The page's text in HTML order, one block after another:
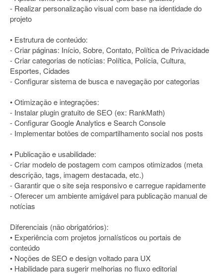
- Realizar personalização visual com base na identidade do
projeto
• Estrutura de conteúdo:
- Criar páginas: Início, Sobre, Contato, Política de Privacidade
- Criar categorias de notícias: Política, Polícia, Cultura,
Esportes, Cidades
- Configurar sistema de busca e navegação por categorias
• Otimização e integrações:
- Instalar plugin gratuito de SEO (ex: RankMath)
- Configurar Google Analytics e Search Console
- Implementar botões de compartilhamento social nos posts
• Publicação e usabilidade:
- Criar modelo de postagem com campos otimizados (meta
descrição, tags, imagem destacada, etc.)
- Garantir que o site seja responsivo e carregue rapidamente
- Oferecer um ambiente amigável para publicação manual de
notícias
Diferenciais (não obrigatórios):
• Experiência com projetos jornalísticos ou portais de
conteúdo
• Noções de SEO e design voltado para UX
• Habilidade para sugerir melhorias no fluxo editorial